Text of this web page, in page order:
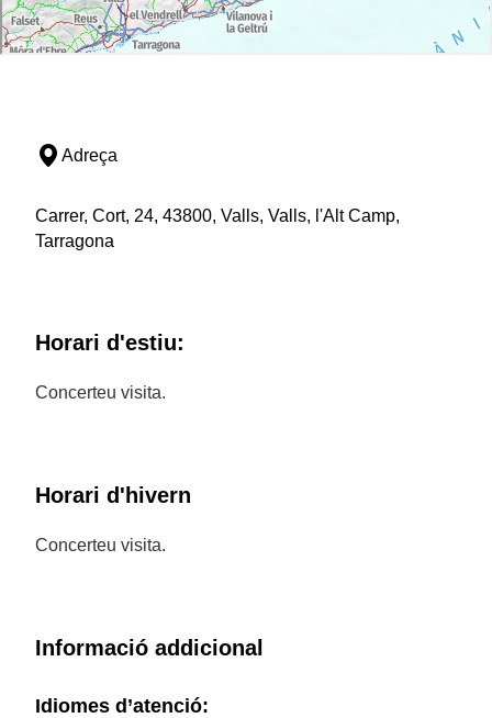
Adreça
Carrer, Cort, 24, 43800, Valls, Valls, l'Alt Camp,
Tarragona
Horari d'estiu:
Concerteu visita.
Horari d'hivern
Concerteu visita.
Informació addicional
Idiomes d’atenció: